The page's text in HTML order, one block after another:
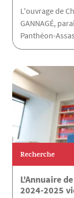
L'ouvrage de
GANNAGÉ,
Panthéon-Assas
Recherche
L'Annuaire
2024-2025